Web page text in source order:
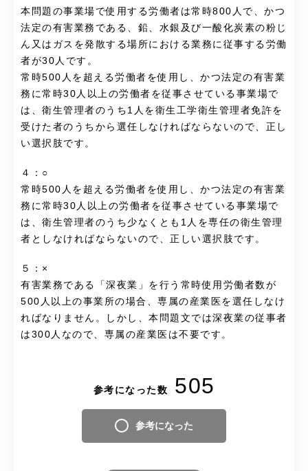
本問題の事業場で使用する労働者は常時800人で、かつ
法定の有害業務である、鉛、水銀及び一酸化炭素の粉じ
ん又はガスを発散する場所における業務に従事する労働
者が30人です。
常時500人を超える労働者を使用し、かつ法定の有害業
務に常時30人以上の労働者を従事させている事業場で
は、衛生管理者のうち1人を衛生工学衛生管理者免許を
受けた者のうちから選任しなければならないので、正し
い選択肢です。
４：○
常時500人を超える労働者を使用し、かつ法定の有害業
務に常時30人以上の労働者を従事させている事業場で
は、衛生管理者のうち少なくとも1人を専任の衛生管理
者としなければならないので、正しい選択肢です。
５：×
有害業務である「深夜業」を行う常時使用労働者数が
500人以上の事業所の場合、専属の産業医を選任しなけ
ればなりません。しかし、本問題文では深夜業の従事者
は300人なので、専属の産業医は不要です。
参考になった数 505
参考になった